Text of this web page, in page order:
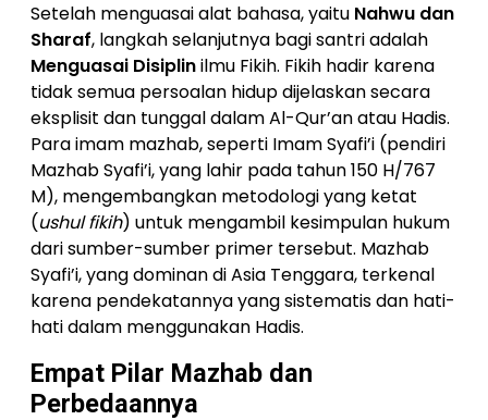
Setelah menguasai alat bahasa, yaitu Nahwu dan
Sharaf, langkah selanjutnya bagi santri adalah
Menguasai Disiplinilmu Fikih. Fikih hadir karena
tidak semua persoalan hidup dijelaskan secara
eksplisit dan tunggal dalam Al-Qur’an atau Hadis.
Para imam mazhab, seperti Imam Syafi’i (pendiri
Mazhab Syafi’i, yang lahir pada tahun 150 H/767
M), mengembangkan metodologi yang ketat
(ushul fikih) untuk mengambil kesimpulan hukum
dari sumber-sumber primer tersebut. Mazhab
Syafi’i, yang dominan di Asia Tenggara, terkenal
karena pendekatannya yang sistematis dan hati-
hati dalam menggunakan Hadis.
Empat Pilar Mazhab dan
Perbedaannya